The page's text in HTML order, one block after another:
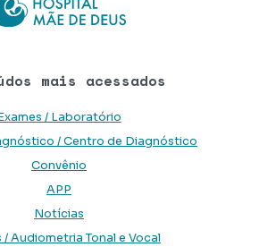
mais acessados
/ Laboratório
/ Centro de Diagnóstico
Convênio
APP
Notícias
/ Audiometria Tonal e Vocal